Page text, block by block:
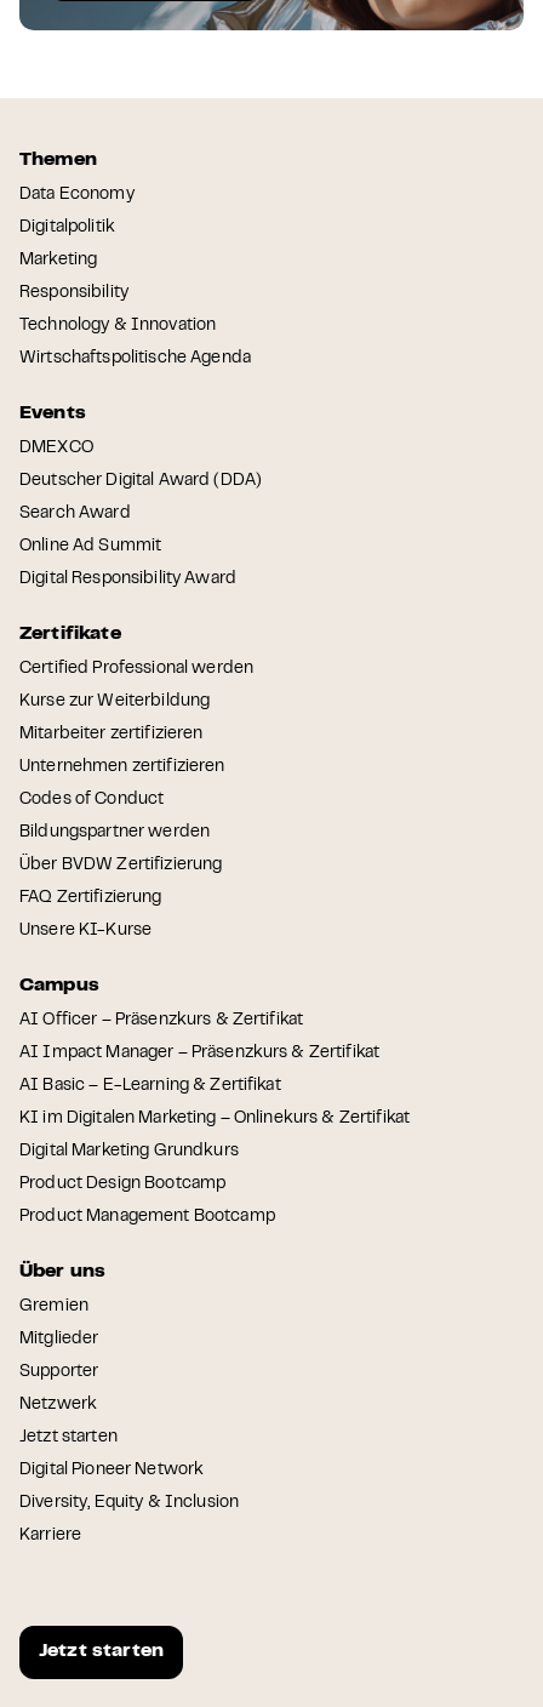
Themen
Data Economy
Digitalpolitik
Marketing
Responsibility
Technology & Innovation
Wirtschaftspolitische Agenda
Events
DMEXCO
Deutscher Digital Award (DDA)
Search Award
Online Ad Summit
Digital Responsibility Award
Zertifikate
Certified Professional werden
Kurse zur Weiterbildung
Mitarbeiter zertifizieren
Unternehmen zertifizieren
Codes of Conduct
Bildungspartner werden
Über BVDW Zertifizierung
FAQ Zertifizierung
Unsere KI-Kurse
Campus
AI Officer – Präsenzkurs & Zertifikat
AI Impact Manager – Präsenzkurs & Zertifikat
AI Basic – E-Learning & Zertifikat
KI im Digitalen Marketing – Onlinekurs & Zertifikat
Digital Marketing Grundkurs
Product Design Bootcamp
Product Management Bootcamp
Über uns
Gremien
Mitglieder
Supporter
Netzwerk
Jetzt starten
Digital Pioneer Network
Diversity, Equity & Inclusion
Karriere
Jetzt starten